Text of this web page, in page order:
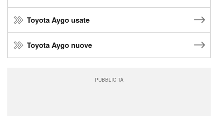
Toyota Aygo usate
Toyota Aygo nuove
PUBBLICITÀ